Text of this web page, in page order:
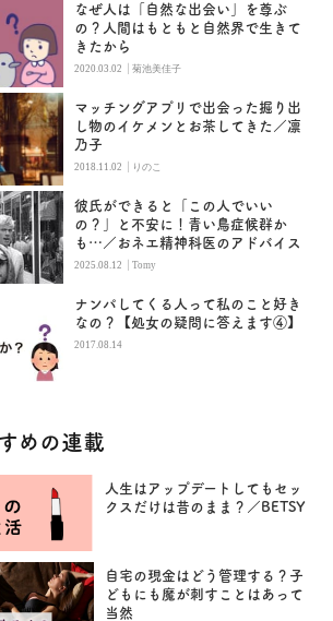
なぜ人は「自然な出会い」を尊ぶ
の？人間はもともと自然界で生きて
きたから
2020.03.02 |菊池美佳子
マッチングアプリで出会った掘り出
し物のイケメンとお茶してきた／凛
乃子
2018.11.02 | りのこ
彼氏ができると「この人でいい
の？」と不安に！青い鳥症候群か
も…／おネエ精神科医のアドバイス
2025.08.12 |Tomy
ナンパしてくる人って私のこと好き
なの？【処女の疑問に答えます④】
2017.08.14
めの連載
人生はアップデートしてもセッ
クスだけは昔のまま？／BETSY
自宅の現金はどう管理する？子
どもにも魔が刺すことはあって
当然